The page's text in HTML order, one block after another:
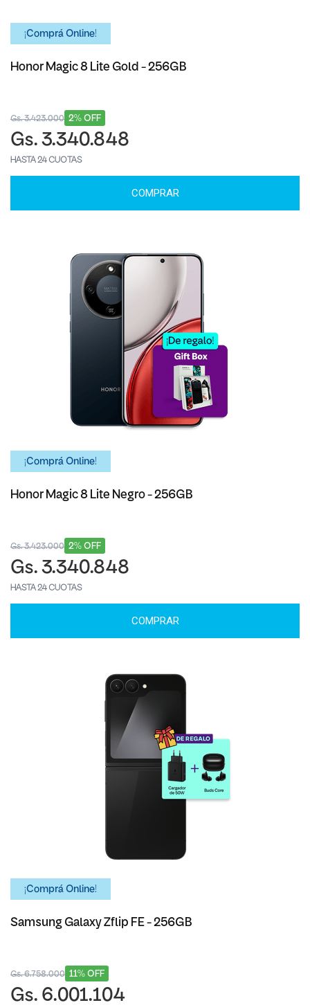
¡Comprá Online!
Honor Magic 8 Lite Gold - 256GB
2% OFF
Gs. 3.423.000
Gs. 3.340.848
HASTA 24 CUOTAS
COMPRAR
¡Comprá Online!
Honor Magic 8 Lite Negro - 256GB
2% OFF
Gs. 3.423.000
Gs. 3.340.848
HASTA 24 CUOTAS
COMPRAR
¡Comprá Online!
Samsung Galaxy Zflip FE - 256GB
11% OFF
Gs. 6.758.000
Gs. 6.001.104